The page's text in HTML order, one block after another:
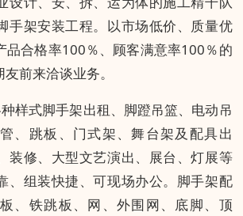
手架安装工程。以市场低价、质量优
品合格率100％、顾客满意率100％的
前来洽谈业务。
样式脚手架出租、脚蹬吊篮、电动吊
、跳板、门式架、舞台架及配具出
装修、大型文艺演出、展台、灯展等
、组装快捷、可现场办公。脚手架配
、铁跳板、网、外围网、底脚、顶